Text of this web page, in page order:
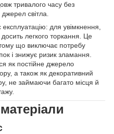
тривалого часу без
джерел світла.
для увімкнення,
легкого торкання. Це
що виключає потребу
і знижує ризик зламання.
як постійне джерело
а також як декоративний
не займаючи багато місця й